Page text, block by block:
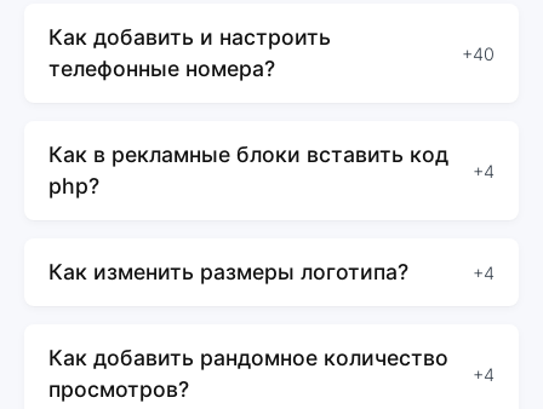
Как добавить и настроить
телефонные номера?
+40
Как в рекламные блоки вставить код
php?
+4
Как изменить размеры логотипа? +4
Как добавить рандомное количество
просмотров?
+4